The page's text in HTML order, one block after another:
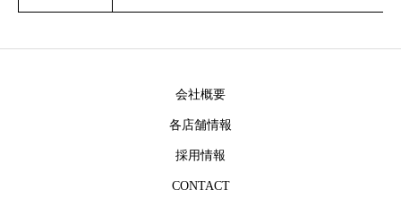
会社概要
各店舗情報
採用情報
CONTACT